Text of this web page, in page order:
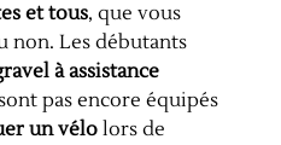
et tous, que vous
non. Les débutants
à assistance
pas encore équipés
un vélolors de